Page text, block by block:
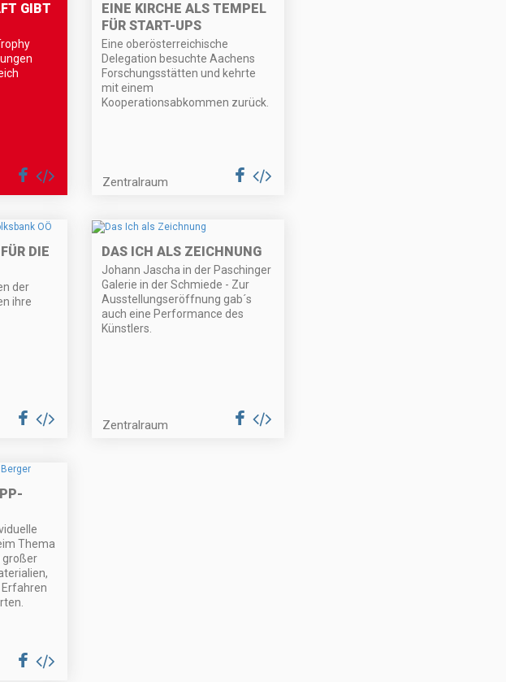
GIBT
EINE KIRCHE ALS TEMPEL
FÜR START-UPS
Eine oberösterreichische
Delegation besuchte Aachens
Forschungsstätten und kehrte
mit einem
Kooperationsabkommen zurück.
Zentralraum
DIE
der
ihre
DAS ICH ALS ZEICHNUNG
Johann Jascha in der Paschinger
Galerie in der Schmiede - Zur
Ausstellungseröffnung gab´s
auch eine Performance des
Künstlers.
Zentralraum
Thema
großer
Erfahren